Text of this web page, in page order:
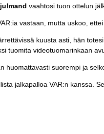
vaahtosi tuon ottelun
vastaan, mutta uskoo,
kuusta asti, hän
tuomita videotuomarinkaan
huomattavasti suorempi ja
jalkapalloa VAR:n kanssa.